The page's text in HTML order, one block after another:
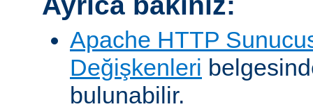
Apache HTTP
Değişkenleri
bulunabilir.